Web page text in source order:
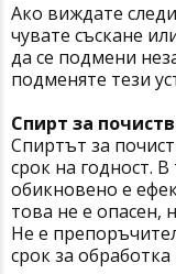
Ако виждате
чувате съскане
да се подмени
подменяте тези
Спирт за
Спиртът за
срок на годност.
обикновено е
това не е опасен,
Не е
срок за